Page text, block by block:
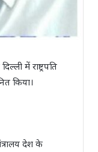
में राष्ट्रपति
किया।
देश के